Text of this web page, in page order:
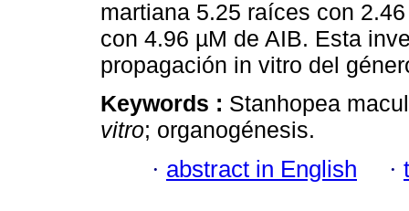
martiana 5.25 raíces con
con 4.96 µM de AIB. Esta
propagación in vitro del
Keywords : Stanhopea
vitro; organogénesis.
· abstract in English ·